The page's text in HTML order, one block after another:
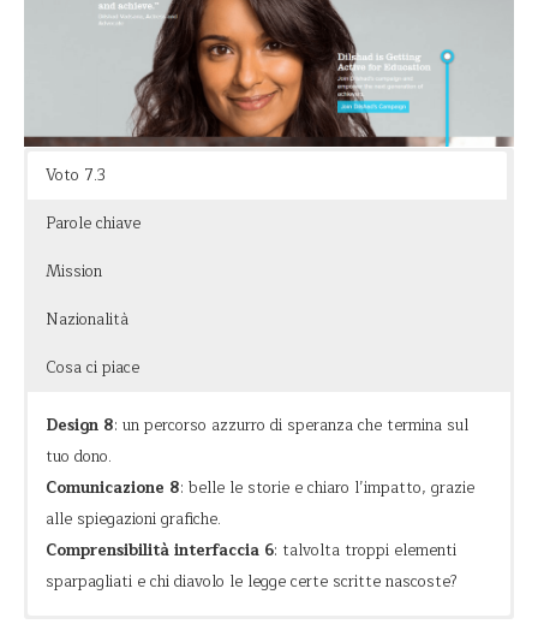
Il sito è facilmente navigabile e si intuisce chiaramente cosa
fa l’organizzazione, con numeri chiari, dove lo fa e cosa puoi
fare tu per aggiungere “one drop”. E poi l’organizzazione ha
un bellissimo nome.
Voto 7.3
Parole chiave
Mission
Nazionalità
Cosa ci piace
Design 8: un percorso azzurro di speranza che termina sul
tuo dono.
Comunicazione 8: belle le storie e chiaro l’impatto, grazie
alle spiegazioni grafiche.
Comprensibilità interfaccia 6: talvolta troppi elementi
sparpagliati e chi diavolo le legge certe scritte nascoste?